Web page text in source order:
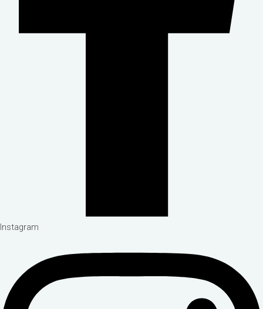
Instagram